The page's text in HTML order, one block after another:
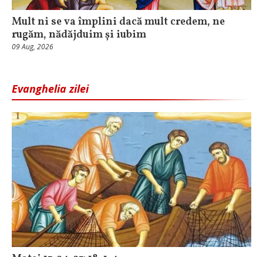
Mult ni se va împlini dacă mult credem, ne
rugăm, nădăjduim și iubim
09 Aug, 2026
Evanghelia zilei